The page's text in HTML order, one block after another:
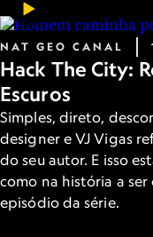
NAT GEO CANAL
Hack The City:
Escuros
Simples, direto,
designer e VJ Vigas
do seu autor. E isso
como na história a
episódio da série.